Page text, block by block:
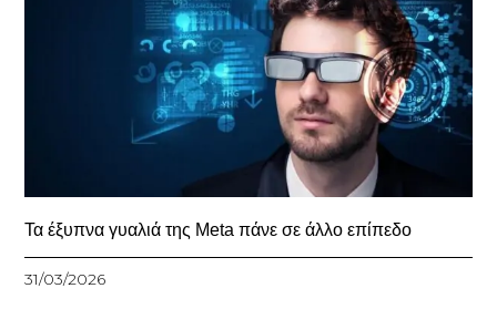
Τα έξυπνα γυαλιά της Meta πάνε σε άλλο επίπεδο
31/03/2026